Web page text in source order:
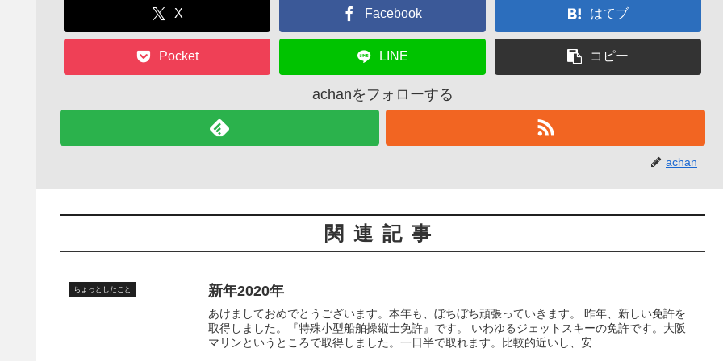
k
X Facebook はてブ
Pocket LINE コピー
achanをフォローする
achan
関連記事
ちょっとしたこと 新年2020年
あけましておめでとうございます。本年も、ぼちぼち頑張っていきます。 昨年、新しい免許を
取得しました。『特殊小型船舶操縦士免許』です。 いわゆるジェットスキーの免許です。大阪
マリンというところで取得しました。一日半で取れます。比較的近いし、安...